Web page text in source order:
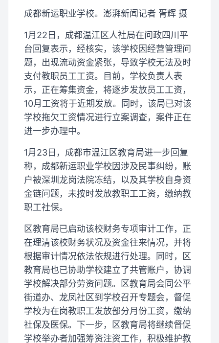
成都新运职业学校。澎湃新闻记者 胥辉 摄
1月22日，成都温江区人社局在问政四川平
台回复表示，经核实，该学校因经营管理问
题，出现流动资金紧张，导致学校无法及时
支付教职员工工资。目前，学校负责人表
示，正在筹集资金，将逐步发放员工工资，
10月工资将于近期发放。同时，该局已对该
学校拖欠工资情况进行立案调查，案件正在
进一步办理中。
1月23日，成都市温江区教育局进一步回复
称，成都新运职业学校因涉及民事纠纷，账
户被深圳龙岗法院冻结，以及其学校自身资
金链问题，未按时发放教职工工资，缴纳教
职工社保。
区教育局已启动该校财务专项审计工作，正
在理清该校财务状况及资金往来情况，并将
根据审计情况依法依规进行处理。同时，区
教育局也已协助学校建立了共管账户，协调
学校解决部分劳资问题。区教育局会同公平
街道办、龙凤社区到学校召开专题会，督促
学校为在岗教职工发放部分月份工资，缴纳
社保及医保。下一步，区教育局将继续督促
学校举办者加强筹资注资工作，积极维护教